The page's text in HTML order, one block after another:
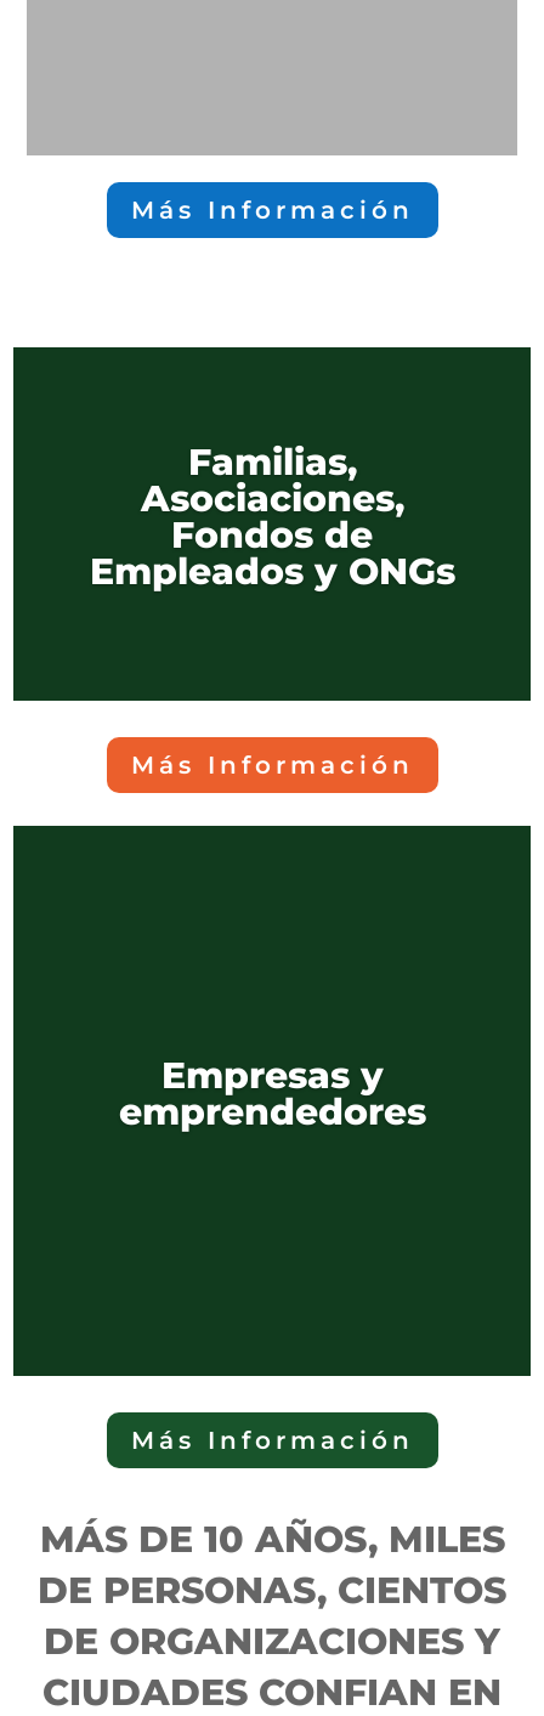
Más Información
Familias,
Asociaciones,
Fondos de
Empleados y ONGs
Más Información
Empresas y
emprendedores
Más Información
MÁS DE 10 AÑOS, MILES
DE PERSONAS, CIENTOS
DE ORGANIZACIONES Y
CIUDADES CONFIAN EN